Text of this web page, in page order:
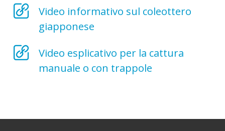
Video informativo sul coleottero
giapponese
Video esplicativo per la cattura
manuale o con trappole